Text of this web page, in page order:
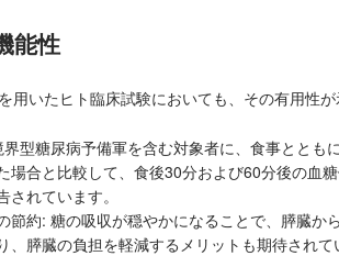
能性
用いたヒト臨床試験においても、その有用性が
型糖尿病予備軍を含む対象者に、食事ととも
場合と比較して、食後30分および60分後の血
されています。
節約: 糖の吸収が穏やかになることで、膵臓か
、膵臓の負担を軽減するメリットも期待されて